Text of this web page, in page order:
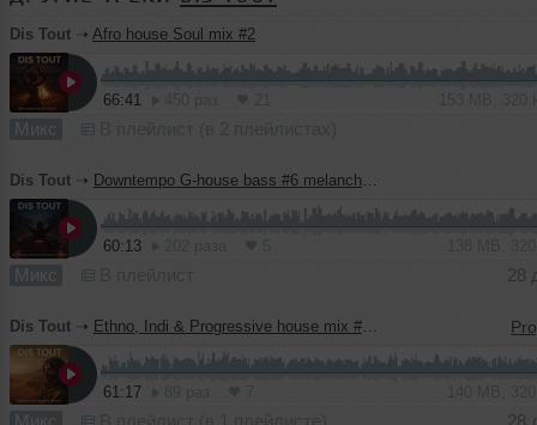
Dis Tout ➝ Afro house Soul mix #2
66:41
Микс
Dis Tout ➝ Downtempo G-house bass #6 melancholic
60:13
Микс 28
Dis Tout ➝ Ethno, Indi & Progressive house mix #2 desert
61:17
Микс 28